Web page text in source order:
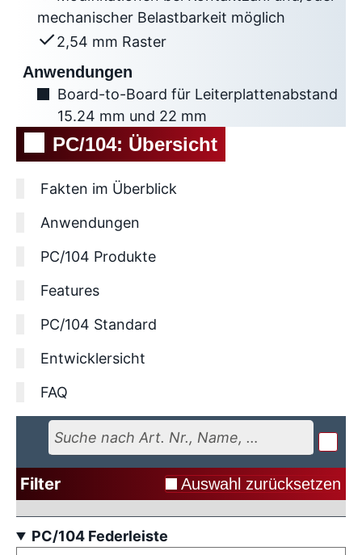
mechanischer Belastbarkeit möglich
2,54 mm Raster
Anwendungen
Board-to-Board für Leiterplattenabstand
15.24 mm und 22 mm
PC/104: Übersicht
Fakten im Überblick
Anwendungen
PC/104 Produkte
Features
PC/104 Standard
Entwicklersicht
FAQ
Filter Auswahl zurücksetzen
PC/104 Federleiste